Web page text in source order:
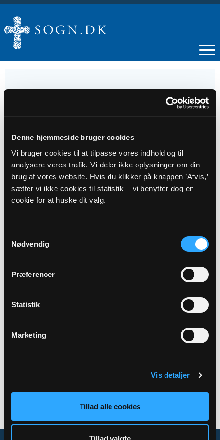
Denne hjemmeside bruger cookies
Vi bruger cookies til at tilpasse vores indhold og til
analysere vores trafik. Vi deler ikke oplysninger om din
brug af vores website. Hvis du klikker på knappen ’Afvis,’
sætter vi ikke cookies til statistik – vi benytter dog en
cookie for at huske dit valg.
Nødvendig
Præferencer
Statistik
Marketing
Vis detaljer
Tillad alle cookies
Tillad valgte
OKT
Gudstjeneste Oksbøl
Tidspunkt
Sophie-Lønne Reil Hundebøll
Sted